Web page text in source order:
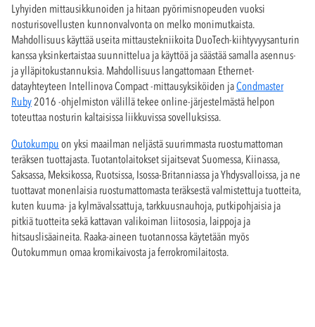
Lyhyiden mittausikkunoiden ja hitaan pyörimisnopeuden vuoksi
nosturisovellusten kunnonvalvonta on melko monimutkaista.
Mahdollisuus käyttää useita mittaustekniikoita DuoTech-kiihtyvyysanturin
kanssa yksinkertaistaa suunnittelua ja käyttöä ja säästää samalla asennus-
ja ylläpitokustannuksia. Mahdollisuus langattomaan Ethernet-
datayhteyteen Intellinova Compact -mittausyksiköiden jaCondmaster
Ruby 2016 -ohjelmiston välillä tekee online-järjestelmästä helpon
toteuttaa nosturin kaltaisissa liikkuvissa sovelluksissa.
Outokumpu on yksi maailman neljästä suurimmasta ruostumattoman
teräksen tuottajasta. Tuotantolaitokset sijaitsevat Suomessa, Kiinassa,
Saksassa, Meksikossa, Ruotsissa, Isossa-Britanniassa ja Yhdysvalloissa, ja ne
tuottavat monenlaisia ruostumattomasta teräksestä valmistettuja tuotteita,
kuten kuuma- ja kylmävalssattuja, tarkkuusnauhoja, putkipohjaisia ja
pitkiä tuotteita sekä kattavan valikoiman liitososia, laippoja ja
hitsauslisäaineita. Raaka-aineen tuotannossa käytetään myös
Outokummun omaa kromikaivosta ja ferrokromilaitosta.